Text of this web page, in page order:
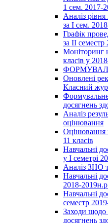
1 сем. 2017-
Аналіз
за І сем.
Графік
за ІІ
Моніторинг
класів у
Оновлені
Класний
досягнень
Аналіз
оцінювання
Оцінювання
11 класів
Навчальні
у І семетрі
Аналіз ЗНО
Навчальні
2018-
Навчальні
семестр
Заходи щодо
досягнень